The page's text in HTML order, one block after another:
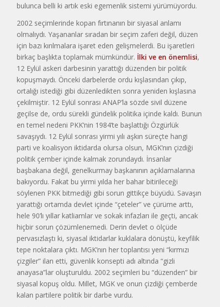
bulunca belli ki artık eski egemenlik sistemi yürümüyordu.
2002 seçimlerinde kopan fırtınanın bir siyasal anlamı
olmalıydı. Yaşananlar sıradan bir seçim zaferi değil, düzen
için bazı kırılmalara işaret eden gelişmelerdi. Bu işaretleri
birkaç başlıkta toplamak mümkündür. İlki ve en önemlisi,
12 Eylül askeri darbesinin yarattığı düzenden bir politik
kopuşmaydı. Önceki darbelerde ordu kışlasından çıkıp,
ortalığı istediği gibi düzenledikten sonra yeniden kışlasına
çekilmiştir. 12 Eylül sonrası ANAP’la sözde sivil düzene
geçilse de, ordu sürekli gündelik politika içinde kaldı. Bunun
en temel nedeni PKK’nin 1984’te başlattığı Özgürlük
savaşıydı. 12 Eylül sonrası yirmi yılı aşkın süreçte hangi
parti ve koalisyon iktidarda olursa olsun, MGK’nın çizdiği
politik çember içinde kalmak zorundaydı. İnsanlar
başbakana değil, genelkurmay başkanının açıklamalarına
bakıyordu. Fakat bu yirmi yılda her bahar bitirileceği
söylenen PKK bitmediği gibi sorun gittikçe büyüdü. Savaşın
yarattığı ortamda devlet içinde “çeteler” ve çürüme arttı,
hele 90’lı yıllar katliamlar ve sokak infazları ile geçti, ancak
hiçbir sorun çözümlenemedi. Derin devlet o ölçüde
pervasızlaştı ki, siyasal iktidarlar kuklalara dönüştü, keyfilik
tepe noktalara çıktı. MGK’nın her toplantısı yeni “kırmızı
çizgiler” ilan etti, güvenlik konsepti adı altında “gizli
anayasa”lar oluşturuldu. 2002 seçimleri bu “düzenden” bir
siyasal kopuş oldu. Millet, MGK ve onun çizdiği çemberde
kalan partilere politik bir darbe vurdu.